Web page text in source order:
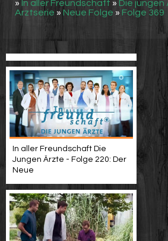
» In aller Freundschaft » Die jungen
Arztserie » Neue Folge » Folge 369
In aller Freundschaft Die
Jungen Ärzte - Folge 220: Der
Neue